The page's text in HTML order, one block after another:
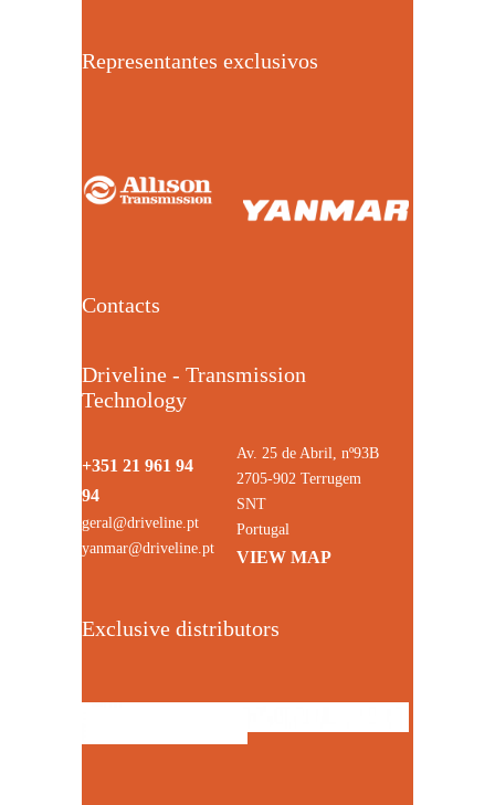
Representantes exclusivos
Contacts
Driveline - Transmission
Technology
+351 21 961 94
94
geral@driveline.pt
yanmar@driveline.pt
Av. 25 de Abril, nº93B
2705-902 Terrugem
SNT
Portugal
VIEW MAP
Exclusive distributors